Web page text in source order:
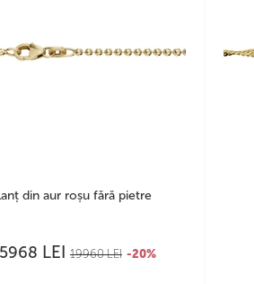
din aur roșu fără pietre
LEI 19960LEI -20%